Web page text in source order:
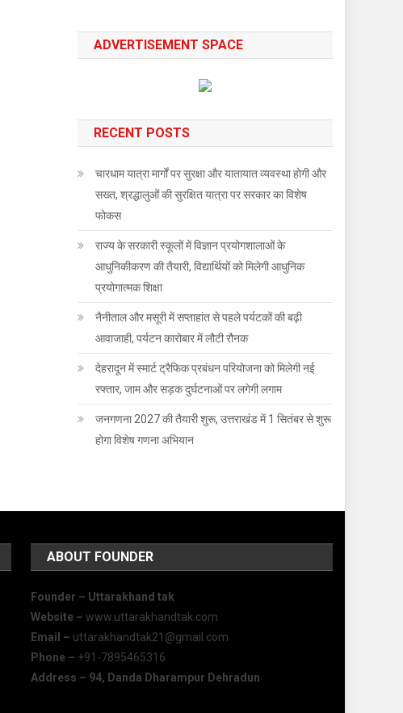
ADVERTISEMENT SPACE
RECENT POSTS
चारधाम यात्रा मार्गों पर सुरक्षा और यातायात व्यवस्था होगी और
सख्त, श्रद्धालुओं की सुरक्षित यात्रा पर सरकार का विशेष
फोकस
राज्य के सरकारी स्कूलों में विज्ञान प्रयोगशालाओं के
आधुनिकीकरण की तैयारी, विद्यार्थियों को मिलेगी आधुनिक
प्रयोगात्मक शिक्षा
नैनीताल और मसूरी में सप्ताहांत से पहले पर्यटकों की बढ़ी
आवाजाही, पर्यटन कारोबार में लौटी रौनक
देहरादून में स्मार्ट ट्रैफिक प्रबंधन परियोजना को मिलेगी नई
रफ्तार, जाम और सड़क दुर्घटनाओं पर लगेगी लगाम
जनगणना 2027 की तैयारी शुरू, उत्तराखंड में 1 सितंबर से शुरू
होगा विशेष गणना अभियान
ABOUT FOUNDER
Founder – Uttarakhand tak
Website – www.uttarakhandtak.com
Email – uttarakhandtak21@gmail.com
Phone – +91-7895465316
Address – 94, Danda Dharampur Dehradun